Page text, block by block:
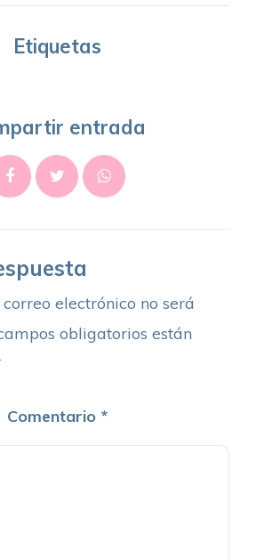
Etiquetas
entrada
electrónico no será
obligatorios están
Comentario *